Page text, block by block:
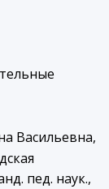
Васильевна,
пед. наук.,